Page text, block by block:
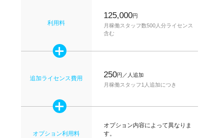
利用料
125,000円
月稼働スタッフ数500人分ライセンス
含む
追加ライセンス費用 250円／人追加
月稼働スタッフ1人追加につき
オプション利用料
オプション内容によって異なりま
す。